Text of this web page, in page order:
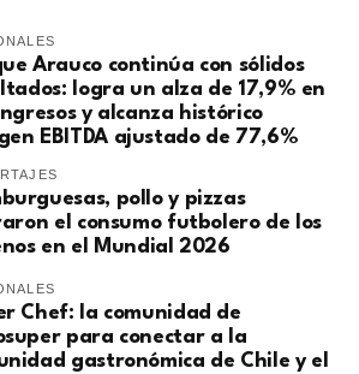
Arauco continúa con sólidos
logra un alza de 17,9% en
y alcanza histórico
EBITDA ajustado de 77,6%
pollo y pizzas
el consumo futbolero de los
en el Mundial 2026
Chef: la comunidad de
para conectar a la
gastronómica de Chile y el